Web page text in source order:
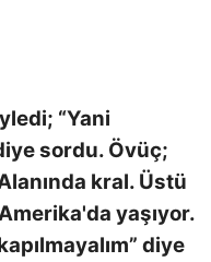
“Yani
sordu. Övüç;
kral. Üstü
yaşıyor.
diye